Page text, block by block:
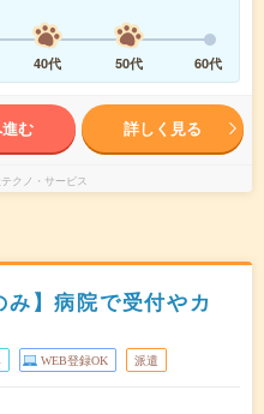
40代 50代 60代
む 詳しく見る
クノ・サービス
み】病院で受付やカ
WEB登録OK 派遣